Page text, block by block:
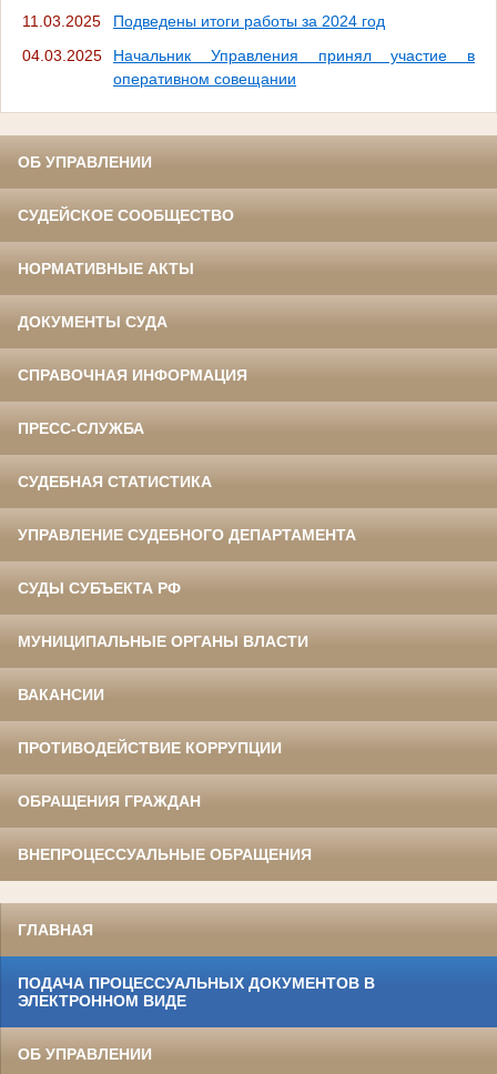
11.03.2025
Подведены итоги работы за 2024 год
04.03.2025
Начальник Управления принял участие в
оперативном совещании
ОБ УПРАВЛЕНИИ
СУДЕЙСКОЕ СООБЩЕСТВО
НОРМАТИВНЫЕ АКТЫ
ДОКУМЕНТЫ СУДА
СПРАВОЧНАЯ ИНФОРМАЦИЯ
ПРЕСС-СЛУЖБА
СУДЕБНАЯ СТАТИСТИКА
УПРАВЛЕНИЕ СУДЕБНОГО ДЕПАРТАМЕНТА
СУДЫ СУБЪЕКТА РФ
МУНИЦИПАЛЬНЫЕ ОРГАНЫ ВЛАСТИ
ВАКАНСИИ
ПРОТИВОДЕЙСТВИЕ КОРРУПЦИИ
ОБРАЩЕНИЯ ГРАЖДАН
ВНЕПРОЦЕССУАЛЬНЫЕ ОБРАЩЕНИЯ
ГЛАВНАЯ
ПОДАЧА ПРОЦЕССУАЛЬНЫХ ДОКУМЕНТОВ В
ЭЛЕКТРОННОМ ВИДЕ
ОБ УПРАВЛЕНИИ